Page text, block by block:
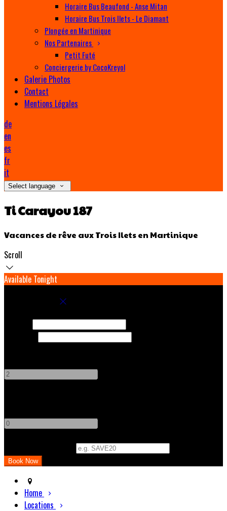
Horaire Bus Beaufond - Anse Mitan
Horaire Bus Trois Ilets - Le Diamant
Plongée en Martinique
Nos Partenaires
Petit Futé
Conciergerie by CocoKreyol
Galerie Photos
Contact
Mentions Légales
de
en
es
fr
it
Select language
Ti Carayou 187
Vacances de rêve aux Trois Ilets en Martinique
Scroll
Available Tonight
Home
Locations